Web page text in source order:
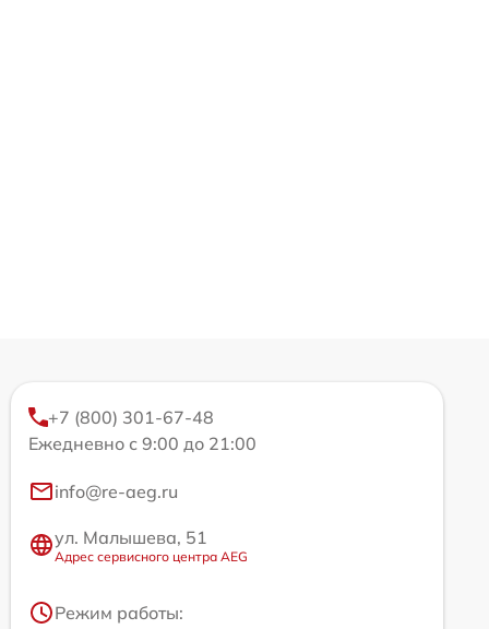
+7 (800) 301-67-48
Ежедневно с 9:00 до 21:00
info@re-aeg.ru
ул. Малышева, 51
Адрес сервисного центра AEG
Режим работы: